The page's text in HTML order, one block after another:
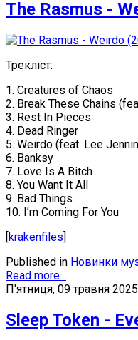
The Rasmus -
Треклiст:
1. Creatures of Chaos
2. Break These Chains
3. Rest In Pieces
4. Dead Ringer
5. Weirdo (feat. Lee
6. Banksy
7. Love Is A Bitch
8. You Want It All
9. Bad Things
10. I’m Coming For You
krakenfiles
Published in Новинки
Read more...
П'ятниця, 09 травня
Sleep Token -